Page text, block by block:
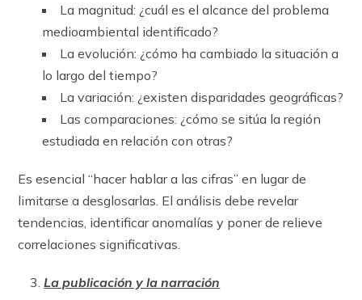
La magnitud: ¿cuál es el alcance del problema
medioambiental identificado?
La evolución: ¿cómo ha cambiado la situación a
lo largo del tiempo?
La variación: ¿existen disparidades geográficas?
Las comparaciones: ¿cómo se sitúa la región
estudiada en relación con otras?
Es esencial “hacer hablar a las cifras” en lugar de
limitarse a desglosarlas. El análisis debe revelar
tendencias, identificar anomalías y poner de relieve
correlaciones significativas.
La publicación y la narración